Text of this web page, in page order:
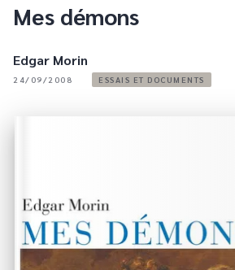
Mes démons
Edgar Morin
24/09/2008 ESSAIS ET DOCUMENTS